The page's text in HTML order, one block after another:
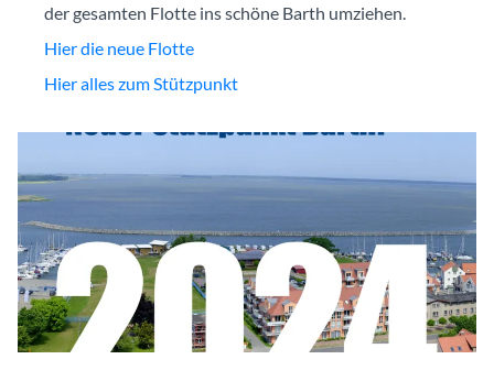
der gesamten Flotte ins schöne Barth umziehen.
Hier die neue Flotte
Hier alles zum Stützpunkt